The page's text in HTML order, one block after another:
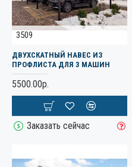
3509
ДВУХСКАТНЫЙ НАВЕС ИЗ
ПРОФЛИСТА ДЛЯ 3 МАШИН
5500.00р.
Заказать сейчас